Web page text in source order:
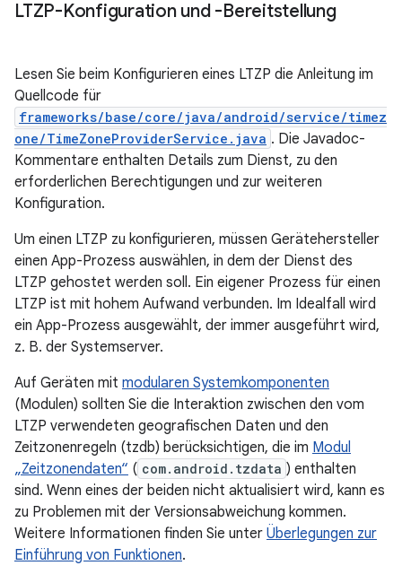
LTZP-Konfiguration und -Bereitstellung
Lesen Sie beim Konfigurieren eines LTZP die Anleitung im
Quellcode für
frameworks/base/core/java/android/service/timez
one/TimeZoneProviderService.java . Die Javadoc-
Kommentare enthalten Details zum Dienst, zu den
erforderlichen Berechtigungen und zur weiteren
Konfiguration.
Um einen LTZP zu konfigurieren, müssen Gerätehersteller
einen App-Prozess auswählen, in dem der Dienst des
LTZP gehostet werden soll. Ein eigener Prozess für einen
LTZP ist mit hohem Aufwand verbunden. Im Idealfall wird
ein App-Prozess ausgewählt, der immer ausgeführt wird,
z. B. der Systemserver.
Auf Geräten mit modularen Systemkomponenten
(Modulen) sollten Sie die Interaktion zwischen den vom
LTZP verwendeten geografischen Daten und den
Zeitzonenregeln (tzdb) berücksichtigen, die im Modul
„Zeitzonendaten“ ( com.android.tzdata ) enthalten
sind. Wenn eines der beiden nicht aktualisiert wird, kann es
zu Problemen mit der Versionsabweichung kommen.
Weitere Informationen finden Sie unter Überlegungen zur
Einführung von Funktionen.